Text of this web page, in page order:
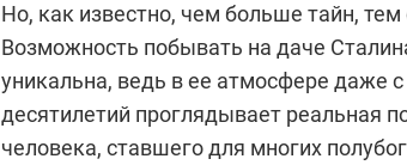
Но, как известно, чем больше тайн,
Возможность побывать на даче
уникальна, ведь в ее атмосфере даже
десятилетий проглядывает реальная
человека, ставшего для многих